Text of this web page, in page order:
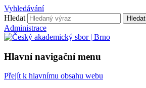
Vyhledávání
Hledat
Hledat
Administrace
Hlavní navigační menu
Přejít k hlavnímu obsahu webu